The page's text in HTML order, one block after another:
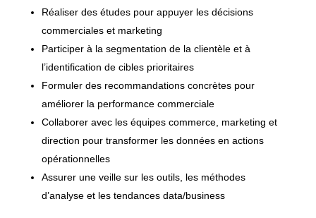
Réaliser des études pour appuyer les décisions
commerciales et marketing
Participer à la segmentation de la clientèle et à
l’identification de cibles prioritaires
Formuler des recommandations concrètes pour
améliorer la performance commerciale
Collaborer avec les équipes commerce, marketing et
direction pour transformer les données en actions
opérationnelles
Assurer une veille sur les outils, les méthodes
d’analyse et les tendances data/business